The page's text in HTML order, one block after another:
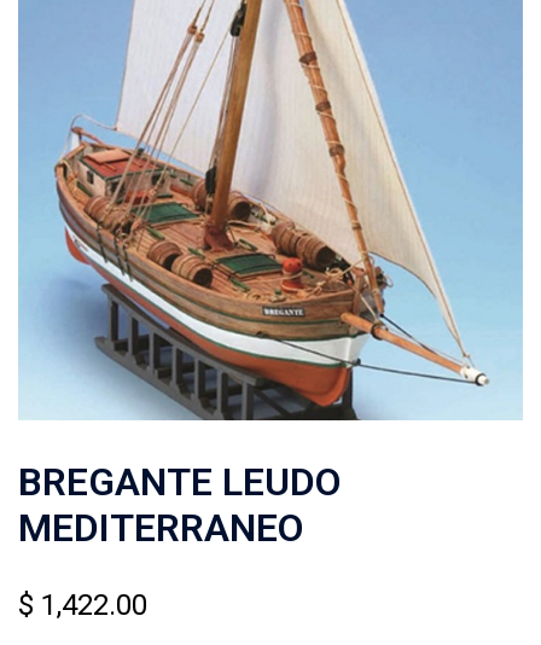
BREGANTE LEUDO
MEDITERRANEO
$ 1,422.00